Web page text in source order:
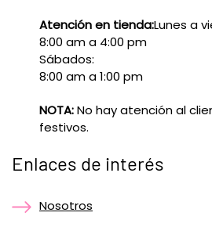
Atención en tienda:Lunes a
8:00 am a 4:00 pm
Sábados:
8:00 am a 1:00 pm
NOTA:No hay atención al
festivos.
Enlaces de interés
Nosotros